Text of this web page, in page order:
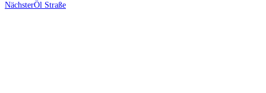
NächsterÖl Straße